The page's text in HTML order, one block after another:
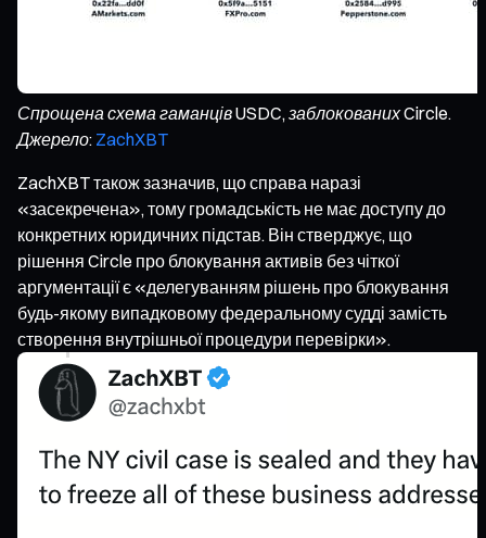
Спрощена схема гаманців USDC, заблокованих Circle.
Джерело: ZachXBT
ZachXBT також зазначив, що справа наразі
«засекречена», тому громадськість не має доступу до
конкретних юридичних підстав. Він стверджує, що
рішення Circle про блокування активів без чіткої
аргументації є «делегуванням рішень про блокування
будь-якому випадковому федеральному судді замість
створення внутрішньої процедури перевірки».